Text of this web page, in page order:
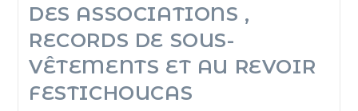
DES ASSOCIATIONS ,
RECORDS DE SOUS-
VÊTEMENTS ET AU REVOIR
FESTICHOUCAS